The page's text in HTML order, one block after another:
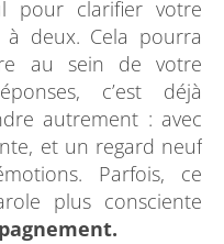
pour clarifier votre
deux. Cela pourra
au sein de votre
c’est déjà
autrement : avec
et un regard neuf
Parfois, ce
plus consciente